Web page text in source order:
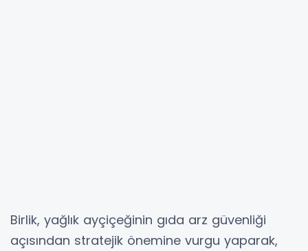
Birlik, yağlık ayçiçeğinin gıda arz güvenliği
açısından stratejik önemine vurgu yaparak,